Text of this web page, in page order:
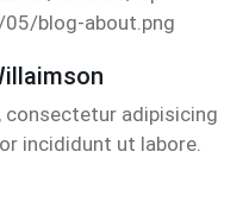
adipisicing
incididunt ut labore.